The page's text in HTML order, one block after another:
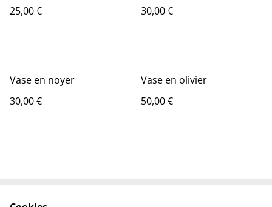
25,00 €
30,00 €
Vase en noyer
30,00 €
Vase en olivier
50,00 €